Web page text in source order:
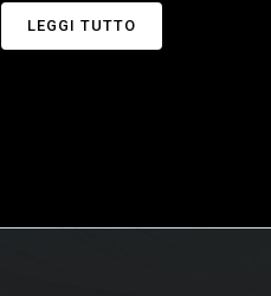
LEGGI TUTTO